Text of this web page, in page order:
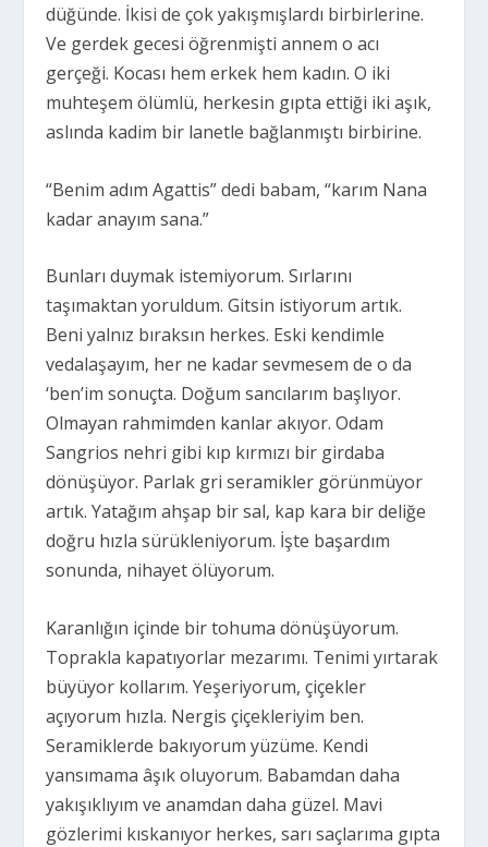
düğünde. İkisi de çok yakışmışlardı birbirlerine.
Ve gerdek gecesi öğrenmişti annem o acı
gerçeği. Kocası hem erkek hem kadın. O iki
muhteşem ölümlü, herkesin gıpta ettiği iki aşık,
aslında kadim bir lanetle bağlanmıştı birbirine.
“Benim adım Agattis” dedi babam, “karım Nana
kadar anayım sana.”
Bunları duymak istemiyorum. Sırlarını
taşımaktan yoruldum. Gitsin istiyorum artık.
Beni yalnız bıraksın herkes. Eski kendimle
vedalaşayım, her ne kadar sevmesem de o da
‘ben’im sonuçta. Doğum sancılarım başlıyor.
Olmayan rahmimden kanlar akıyor. Odam
Sangrios nehri gibi kıp kırmızı bir girdaba
dönüşüyor. Parlak gri seramikler görünmüyor
artık. Yatağım ahşap bir sal, kap kara bir deliğe
doğru hızla sürükleniyorum. İşte başardım
sonunda, nihayet ölüyorum.
Karanlığın içinde bir tohuma dönüşüyorum.
Toprakla kapatıyorlar mezarımı. Tenimi yırtarak
büyüyor kollarım. Yeşeriyorum, çiçekler
açıyorum hızla. Nergis çiçekleriyim ben.
Seramiklerde bakıyorum yüzüme. Kendi
yansımama âşık oluyorum. Babamdan daha
yakışıklıyım ve anamdan daha güzel. Mavi
gözlerimi kıskanıyor herkes, sarı saçlarıma gıpta